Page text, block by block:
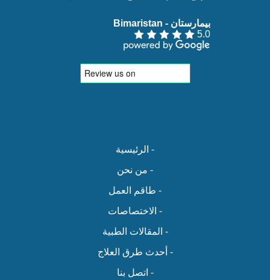
بيمارستان - Bimaristan‏
5.0
- الرئيسية
- من نحن
- طاقم العمل
- الاختصاصات
- المقالات الطبية
- أحدث طرق العلاج
- اتصل بنا